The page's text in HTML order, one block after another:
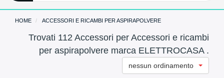
HOME ACCESSORI E RICAMBI PER ASPIRAPOLVERE
Trovati 112 Accessori per Accessori e ricambi
per aspirapolvere marca ELETTROCASA .
nessun ordinamento